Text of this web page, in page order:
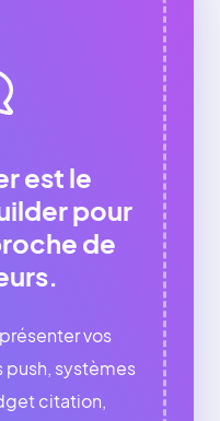
est le
pour
de
vos
systèmes
citation,